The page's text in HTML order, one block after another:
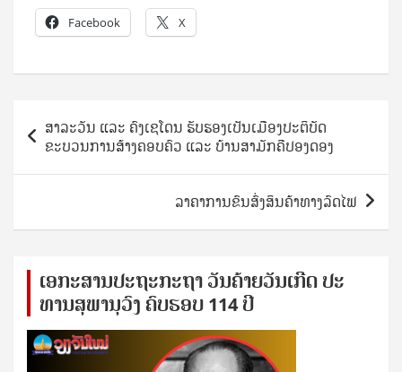
Facebook X
navigation
ສາລະວັນ ແລະ ຄົງເຊໂດນ ຮັບຮອງເປັນເມືອງປະຕິບັດ
ຂະບວນການສ້າງຄອບຄົວ ແລະ ບ້ານສາມັກຄີປອງດອງ
ລາຄາການຂົນສົ່ງສິນຄ້າທາງລົດໄຟ
ເອ​ກະ​ສານ​ປະ​ຖະ​ກະ​ຖ​າ ວັນ​ຄ້າຍ​ວັນ​ເກີດ ປ​ະ​
ທານ​ສຸ​ພາ​ນຸ​ວົງ ຄົບ​ຮອບ 114 ປີ